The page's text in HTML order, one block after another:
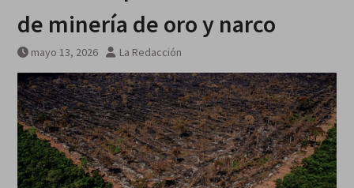
Síntesis de principales
informaciones últimas 24 horas,
de minería de oro y narco
mayo 13, 2026 La Redacción